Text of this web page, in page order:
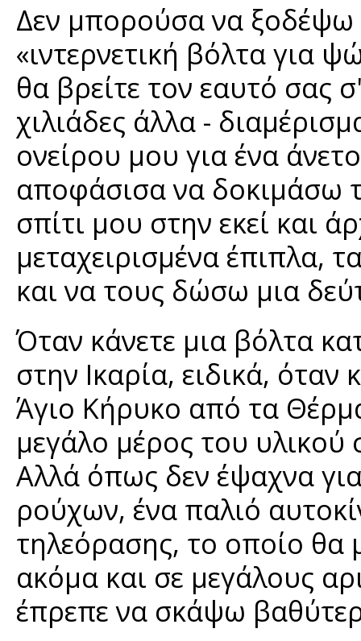
Δεν μπορούσα να ξοδέψω
«ιντερνετική βόλτα για
θα βρείτε τον εαυτό σας
χιλιάδες άλλα -
ονείρου μου για ένα
αποφάσισα να δοκιμάσω
σπίτι μου στην εκεί και
μεταχειρισμένα έπιπλα,
και να τους δώσω μια
Όταν κάνετε μια βόλτα
στην Ικαρία, ειδικά,
Άγιο Κήρυκο από τα
μεγάλο μέρος του υλικού
Αλλά όπως δεν έψαχνα
ρούχων, ένα παλιό
τηλεόρασης, το οποίο θα
ακόμα και σε μεγάλους
έπρεπε να σκάψω